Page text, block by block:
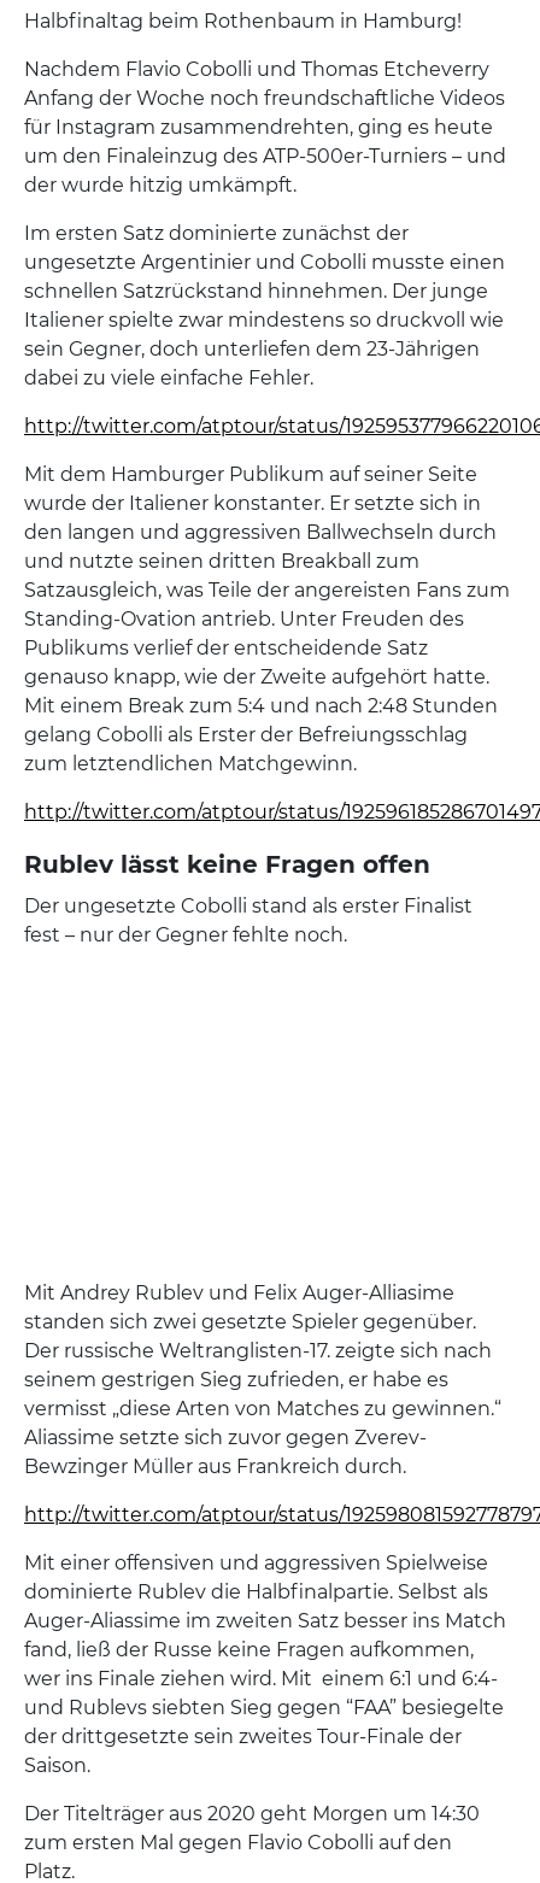
Halbfinaltag beim Rothenbaum in Hamburg!
Nachdem Flavio Cobolli und Thomas Etcheverry
Anfang der Woche noch freundschaftliche Videos
für Instagram zusammendrehten, ging es heute
um den Finaleinzug des ATP-500er-Turniers – und
der wurde hitzig umkämpft.
Im ersten Satz dominierte zunächst der
ungesetzte Argentinier und Cobolli musste einen
schnellen Satzrückstand hinnehmen. Der junge
Italiener spielte zwar mindestens so druckvoll wie
sein Gegner, doch unterliefen dem 23-Jährigen
dabei zu viele einfache Fehler.
http://twitter.com/atptour/status/
Mit dem Hamburger Publikum auf seiner Seite
wurde der Italiener konstanter. Er setzte sich in
den langen und aggressiven Ballwechseln durch
und nutzte seinen dritten Breakball zum
Satzausgleich, was Teile der angereisten Fans zum
Standing-Ovation antrieb. Unter Freuden des
Publikums verlief der entscheidende Satz
genauso knapp, wie der Zweite aufgehört hatte.
Mit einem Break zum 5:4 und nach 2:48 Stunden
gelang Cobolli als Erster der Befreiungsschlag
zum letztendlichen Matchgewinn.
http://twitter.com/atptour/status/
Rublev lässt keine Fragen offen
Der ungesetzte Cobolli stand als erster Finalist
fest – nur der Gegner fehlte noch.
Mit Andrey Rublev und Felix Auger-Alliasime
standen sich zwei gesetzte Spieler gegenüber.
Der russische Weltranglisten-17. zeigte sich nach
seinem gestrigen Sieg zufrieden, er habe es
vermisst „diese Arten von Matches zu gewinnen.“
Aliassime setzte sich zuvor gegen Zverev-
Bewzinger Müller aus Frankreich durch.
http://twitter.com/atptour/status/
Mit einer offensiven und aggressiven Spielweise
dominierte Rublev die Halbfinalpartie. Selbst als
Auger-Aliassime im zweiten Satz besser ins Match
fand, ließ der Russe keine Fragen aufkommen,
wer ins Finale ziehen wird. Mit einem 6:1 und 6:4-
und Rublevs siebten Sieg gegen “FAA” besiegelte
der drittgesetzte sein zweites Tour-Finale der
Saison.
Der Titelträger aus 2020 geht Morgen um 14:30
zum ersten Mal gegen Flavio Cobolli auf den
Platz.